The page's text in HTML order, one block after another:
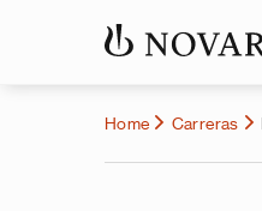
Home Carreras